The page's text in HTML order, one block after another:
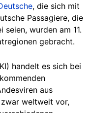
, die sich mit
Passagiere, die
wurden am 11.
gebracht.
handelt es sich bei
aus
weltweit vor,